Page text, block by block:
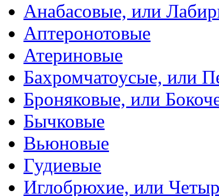
Анабасовые, или
Аптеронотовые
Атериновые
Бахромчатоусые, или
Броняковые, или
Бычковые
Вьюновые
Гудиевые
Иглобрюхие, или